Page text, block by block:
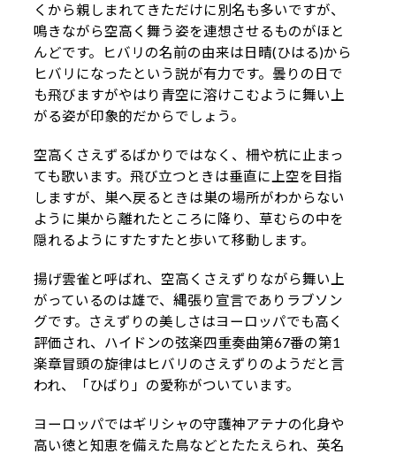
くから親しまれてきただけに別名も多いですが、
鳴きながら空高く舞う姿を連想させるものがほと
んどです。ヒバリの名前の由来は日晴(ひはる)から
ヒバリになったという説が有力です。曇りの日で
も飛びますがやはり青空に溶けこむように舞い上
がる姿が印象的だからでしょう。
空高くさえずるばかりではなく、柵や杭に止まっ
ても歌います。飛び立つときは垂直に上空を目指
しますが、巣へ戻るときは巣の場所がわからない
ように巣から離れたところに降り、草むらの中を
隠れるようにすたすたと歩いて移動します。
揚げ雲雀と呼ばれ、空高くさえずりながら舞い上
がっているのは雄で、縄張り宣言でありラブソン
グです。さえずりの美しさはヨーロッパでも高く
評価され、ハイドンの弦楽四重奏曲第67番の第1
楽章冒頭の旋律はヒバリのさえずりのようだと言
われ、「ひばり」の愛称がついています。
ヨーロッパではギリシャの守護神アテナの化身や
高い徳と知恵を備えた鳥などとたたえられ、英名